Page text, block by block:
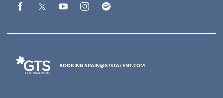
BOOKING.SPAIN@GTSTALENT.COM